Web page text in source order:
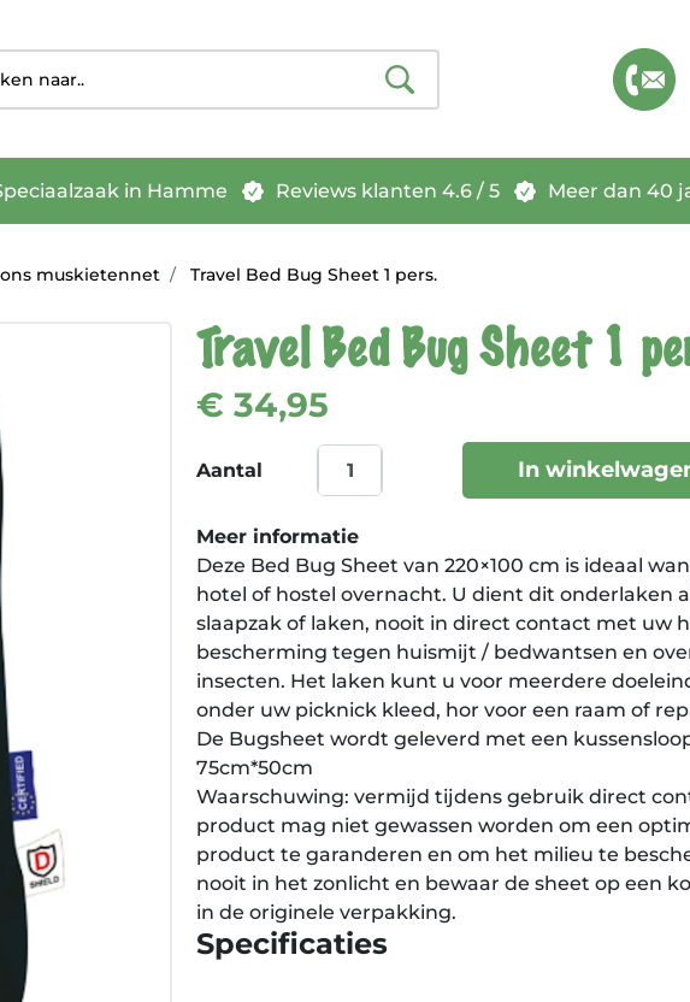
in Hamme Reviews klanten 4.6 / 5 Meer dan 40
muskietennet Travel Bed Bug Sheet 1 pers.
Travel Bed Bug Sheet 1
€ 34,95
Aantal In
Meer informatie
Deze Bed Bug Sheet van 220×100 cm is ideaal
hotel of hostel overnacht. U dient dit onderlaken
slaapzak of laken, nooit in direct contact met uw
bescherming tegen huismijt / bedwantsen en
insecten. Het laken kunt u voor meerdere
onder uw picknick kleed, hor voor een raam of
De Bugsheet wordt geleverd met een
75cm*50cm
Waarschuwing: vermijd tijdens gebruik direct
product mag niet gewassen worden om een
product te garanderen en om het milieu te
nooit in het zonlicht en bewaar de sheet op een
in de originele verpakking.
Specificaties